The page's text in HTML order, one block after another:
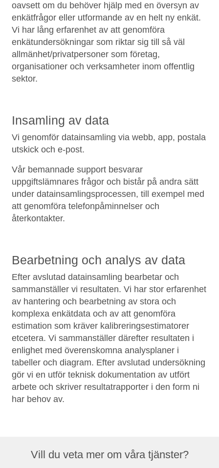
oavsett om du behöver hjälp med en översyn av
enkätfrågor eller utformande av en helt ny enkät.
Vi har lång erfarenhet av att genomföra
enkätundersökningar som riktar sig till så väl
allmänhet/privatpersoner som företag,
organisationer och verksamheter inom offentlig
sektor.
Insamling av data
Vi genomför datainsamling via webb, app, postala
utskick och e-post.
Vår bemannade support besvarar
uppgiftslämnares frågor och bistår på andra sätt
under datainsamlingsprocessen, till exempel med
att genomföra telefonpåminnelser och
återkontakter.
Bearbetning och analys av data
Efter avslutad datainsamling bearbetar och
sammanställer vi resultaten. Vi har stor erfarenhet
av hantering och bearbetning av stora och
komplexa enkätdata och av att genomföra
estimation som kräver kalibreringsestimatorer
etcetera. Vi sammanställer därefter resultaten i
enlighet med överenskomna analysplaner i
tabeller och diagram. Efter avslutad undersökning
gör vi en utför teknisk dokumentation av utfört
arbete och skriver resultatrapporter i den form ni
har behov av.
Vill du veta mer om våra tjänster?